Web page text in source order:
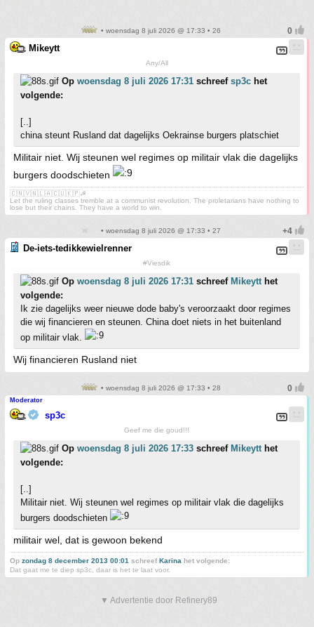
• woensdag 8 juli 2026 @ 17:33 • 26
Mikeytt
Any/All
Op woensdag 8 juli 2026 17:31 schreef sp3c het
volgende:
[..]
china steunt Rusland dat dagelijks Oekrainse burgers platschiet
Militair niet. Wij steunen wel regimes op militair vlak die dagelijks
burgers doodschieten
🇨🇳🇻🇳🇱🇦🇨🇺🇰🇵☭
Let the ruling classes tremble at a communist revolution. The proletarians have nothing to
lose but their chains. They have a world to win.
• woensdag 8 juli 2026 @ 17:33 • 27
De-iets-tedikkewielrenner
#Viesdik
Op woensdag 8 juli 2026 17:31 schreef Mikeytthet
volgende:
Ik zie dagelijks weer nieuwe dode baby's veroorzaakt door regimes
die wij financieren en steunen. China doet niets in het buitenland
op militair vlak.
Wij financieren Rusland niet
• woensdag 8 juli 2026 @ 17:33 • 28
Moderator
sp3c
Geef me die goud!!!
Op woensdag 8 juli 2026 17:33 schreef Mikeytthet
volgende:
[..]
Militair niet. Wij steunen wel regimes op militair vlak die dagelijks
burgers doodschieten
militair wel, dat is gewoon bekend
Op zondag 8 december 2013 00:01 schreefKarina het volgende:
Dat gaat me te diep sp3c, daar is het te laat voor.
▼ Advertentie door Refinery89